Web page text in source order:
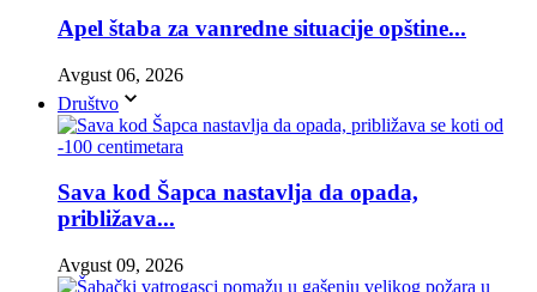
Apel štaba za vanredne situacije opštine...
Avgust 06, 2026
Društvo
Sava kod Šapca nastavlja da opada,
približava...
Avgust 09, 2026